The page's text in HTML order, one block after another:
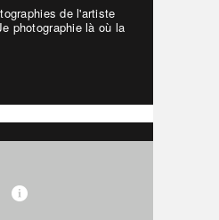
de l'artiste
photographie là où la